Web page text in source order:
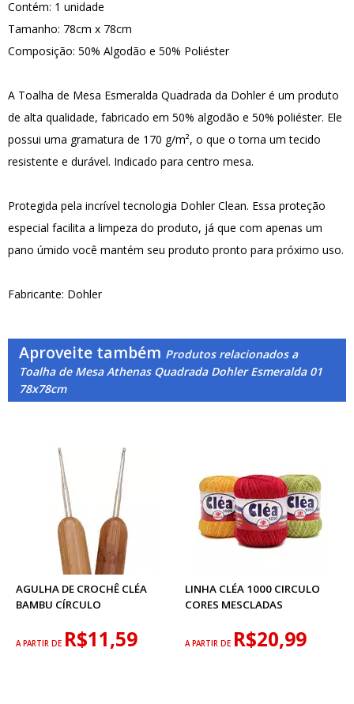
Contém: 1 unidade
Tamanho: 78cm x 78cm
Composição: 50% Algodão e 50% Poliéster
A Toalha de Mesa Esmeralda Quadrada da Dohler é um produto
de alta qualidade, fabricado em 50% algodão e 50% poliéster. Ele
possui uma gramatura de 170 g/m², o que o torna um tecido
resistente e durável. Indicado para centro mesa.
Protegida pela incrível tecnologia Dohler Clean. Essa proteção
especial facilita a limpeza do produto, já que com apenas um
pano úmido você mantém seu produto pronto para próximo uso.
Fabricante: Dohler
Aproveite também Produtos relacionados a
Toalha de Mesa Athenas Quadrada Dohler Esmeralda 01
78x78cm
AGULHA DE CROCHÊ CLÉA
BAMBU CÍRCULO
A PARTIR DE R$11,59
LINHA CLÉA 1000 CIRCULO
CORES MESCLADAS
A PARTIR DE R$20,99